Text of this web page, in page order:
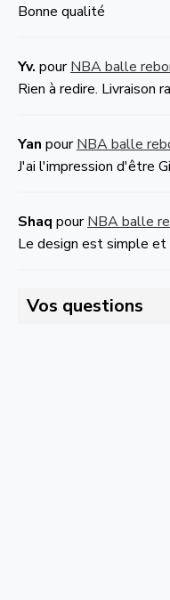
Bonne qualité
Yv. pourNBA balle
Rien à redire. Livraison
Yan pourNBA balle
J'ai l'impression d'être
Shaq pourNBA balle
Le design est simple
Vos questions